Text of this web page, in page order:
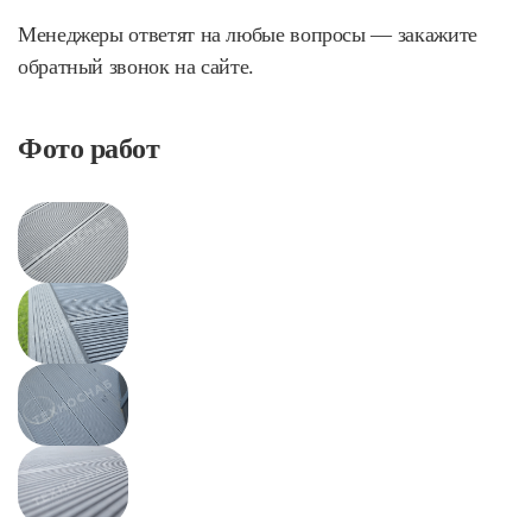
Менеджеры ответят на любые вопросы — закажите
обратный звонок на сайте.
Фото работ